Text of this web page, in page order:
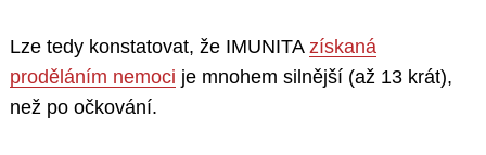
Lze tedy konstatovat, že IMUNITA získaná
proděláním nemoci je mnohem silnější (až 13 krát),
než po očkování.